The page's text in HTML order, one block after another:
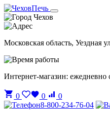
Чехов
Московская область, Уездная
Интернет-магазин: ежедневно
0 0
0
8-800-234-76-04